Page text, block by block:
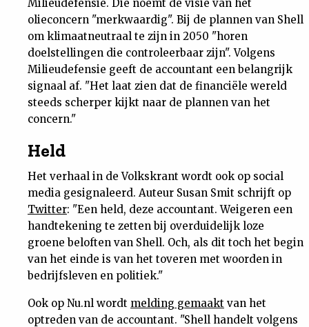
Milieudefensie. Die noemt de visie van het
olieconcern "merkwaardig". Bij de plannen van Shell
om klimaatneutraal te zijn in 2050 "horen
doelstellingen die controleerbaar zijn". Volgens
Milieudefensie geeft de accountant een belangrijk
signaal af. "Het laat zien dat de financiële wereld
steeds scherper kijkt naar de plannen van het
concern."
Held
Het verhaal in de Volkskrant wordt ook op social
media gesignaleerd. Auteur Susan Smit schrijft op
Twitter: "Een held, deze accountant. Weigeren een
handtekening te zetten bij overduidelijk loze
groene beloften van Shell. Och, als dit toch het begin
van het einde is van het toveren met woorden in
bedrijfsleven en politiek."
Ook op Nu.nl wordt melding gemaakt van het
optreden van de accountant. "Shell handelt volgens